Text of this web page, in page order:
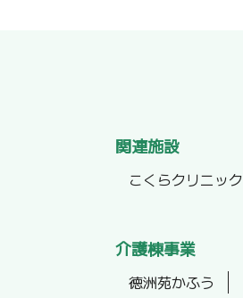
関連施設
こくらクリニック
介護棟事業
徳洲苑かふう